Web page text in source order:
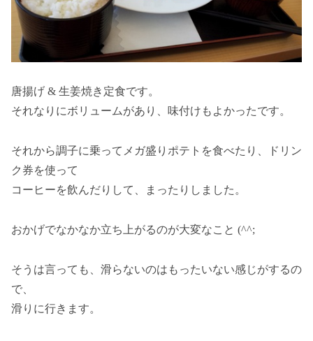
唐揚げ & 生姜焼き定食です。
それなりにボリュームがあり、味付けもよかったです。
それから調子に乗ってメガ盛りポテトを食べたり、ドリン
ク券を使って
コーヒーを飲んだりして、まったりしました。
おかげでなかなか立ち上がるのが大変なこと (^^;
そうは言っても、滑らないのはもったいない感じがするの
で、
滑りに行きます。